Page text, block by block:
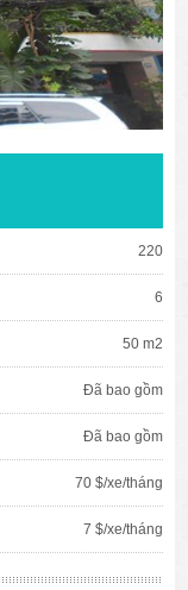
220
6
50 m2
Đã bao gồm
Đã bao gồm
70 $/xe/tháng
7 $/xe/tháng